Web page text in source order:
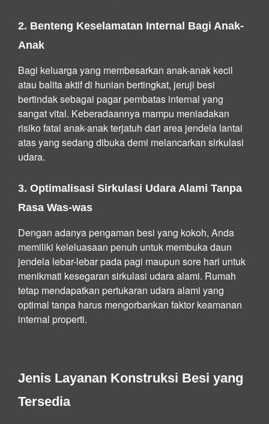
2. Benteng Keselamatan Internal Bagi Anak-
Anak
Bagi keluarga yang membesarkan anak-anak kecil
atau balita aktif di hunian bertingkat, jeruji besi
bertindak sebagai pagar pembatas internal yang
sangat vital. Keberadaannya mampu meniadakan
risiko fatal anak-anak terjatuh dari area jendela lantai
atas yang sedang dibuka demi melancarkan sirkulasi
udara.
3. Optimalisasi Sirkulasi Udara Alami Tanpa
Rasa Was-was
Dengan adanya pengaman besi yang kokoh, Anda
memiliki keleluasaan penuh untuk membuka daun
jendela lebar-lebar pada pagi maupun sore hari untuk
menikmati kesegaran sirkulasi udara alami. Rumah
tetap mendapatkan pertukaran udara alami yang
optimal tanpa harus mengorbankan faktor keamanan
internal properti.
Jenis Layanan Konstruksi Besi yang
Tersedia